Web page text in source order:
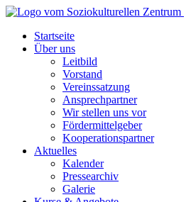
Startseite
Über uns
Leitbild
Vorstand
Vereinssatzung
Ansprechpartner
Wir stellen uns vor
Fördermittelgeber
Kooperationspartner
Aktuelles
Kalender
Pressearchiv
Galerie